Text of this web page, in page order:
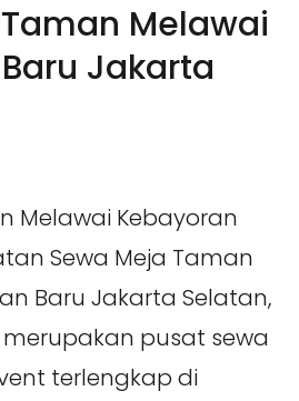
Melawai
Jakarta
Melawai Kebayoran
Sewa Meja Taman
Baru Jakarta Selatan,
merupakan pusat sewa
terlengkap di